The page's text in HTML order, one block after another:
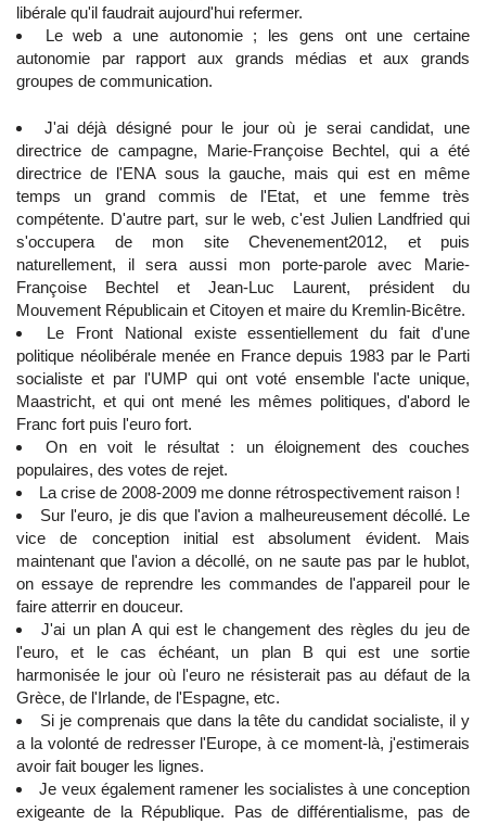
libérale qu'il faudrait aujourd'hui refermer.
Le web a une autonomie ; les gens ont une certaine
autonomie par rapport aux grands médias et aux grands
groupes de communication.
J'ai déjà désigné pour le jour où je serai candidat, une
directrice de campagne, Marie-Françoise Bechtel, qui a été
directrice de l'ENA sous la gauche, mais qui est en même
temps un grand commis de l'Etat, et une femme très
compétente. D'autre part, sur le web, c'est Julien Landfried qui
s'occupera de mon site Chevenement2012, et puis
naturellement, il sera aussi mon porte-parole avec Marie-
Françoise Bechtel et Jean-Luc Laurent, président du
Mouvement Républicain et Citoyen et maire du Kremlin-Bicêtre.
Le Front National existe essentiellement du fait d'une
politique néolibérale menée en France depuis 1983 par le Parti
socialiste et par l'UMP qui ont voté ensemble l'acte unique,
Maastricht, et qui ont mené les mêmes politiques, d'abord le
Franc fort puis l'euro fort.
On en voit le résultat : un éloignement des couches
populaires, des votes de rejet.
La crise de 2008-2009 me donne rétrospectivement raison !
Sur l'euro, je dis que l'avion a malheureusement décollé. Le
vice de conception initial est absolument évident. Mais
maintenant que l'avion a décollé, on ne saute pas par le hublot,
on essaye de reprendre les commandes de l'appareil pour le
faire atterrir en douceur.
J'ai un plan A qui est le changement des règles du jeu de
l'euro, et le cas échéant, un plan B qui est une sortie
harmonisée le jour où l'euro ne résisterait pas au défaut de la
Grèce, de l'Irlande, de l'Espagne, etc.
Si je comprenais que dans la tête du candidat socialiste, il y
a la volonté de redresser l'Europe, à ce moment-là, j'estimerais
avoir fait bouger les lignes.
Je veux également ramener les socialistes à une conception
exigeante de la République. Pas de différentialisme, pas de